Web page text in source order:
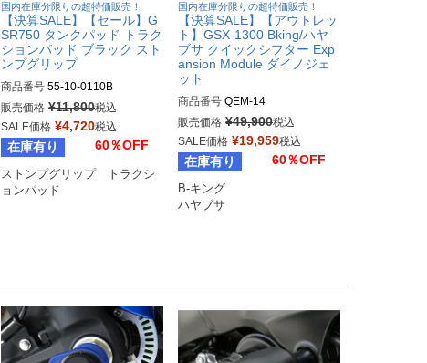
国内在庫分限りの超特価販売！
【決算SALE】【セール】G
SR750 タンクパッド トラク
ションパッド ブラック スト
ンプグリップ
商品番号 55-10-0110B
Biker's型番：674227
Drag型番：4320-1808
販売価格 ¥11,800税込
SALE価格 ¥4,720税込
在庫有り 60％OFF
ストンプグリップ　トラクシ
ョンパッド
国内在庫分限りの超特価販売！
【決算SALE】【アウトレッ
ト】GSX-1300 Bking/ハヤ
ブサ クイックシフター Exp
ansion Module ダイノジェ
ット
商品番号 QEM-14
DragSpecialities型番：1601-03
36
販売価格 ¥49,900税込
SALE価格 ¥19,959税込
在庫有り 60％OFF
B-キング
ハヤブサ